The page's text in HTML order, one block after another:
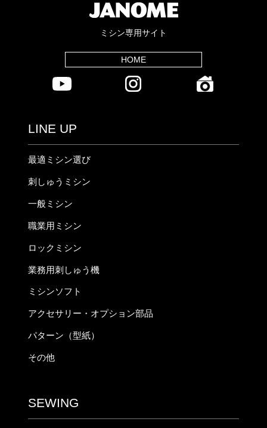
ミシン専用サイト
HOME
LINE UP
最適ミシン選び
刺しゅうミシン
一般ミシン
職業用ミシン
ロックミシン
業務用刺しゅう機
ミシンソフト
アクセサリー・オプション部品
パターン（型紙）
その他
SEWING